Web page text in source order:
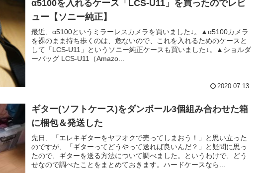
α5100を入れるケース「LCS-U11」を買ったのでレビ
ュー【ソニー純正】
最近、α5100というミラーレスカメラを買いました↓。▲α5100カメラ
を裸のまま持ち歩くのは、危ないので、これを入れるためのケースと
して「LCS-U11」というソニー純正ケースも買いました↓。▲ショルダ
ーバッグ LCS-U11（Amazo...
2020.07.13
ギター(ソフトケース)をダンボール3個組み合わせた箱
に梱包＆発送した
先日、「エレキギターをヤフオクで売ってしまおう！」と思い立った
のですが、「ギターってどうやって送れば良いんだ？」と疑問に思っ
たので、ギターを送る方法について調べました。というわけで、どう
せなので調べたことをまとめておきます。ハードケースなら...